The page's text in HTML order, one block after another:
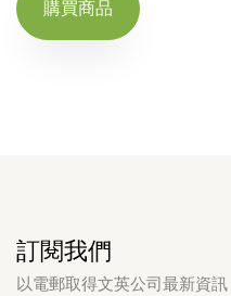
購買商品
訂閱我們
以電郵取得文英公司最新資訊